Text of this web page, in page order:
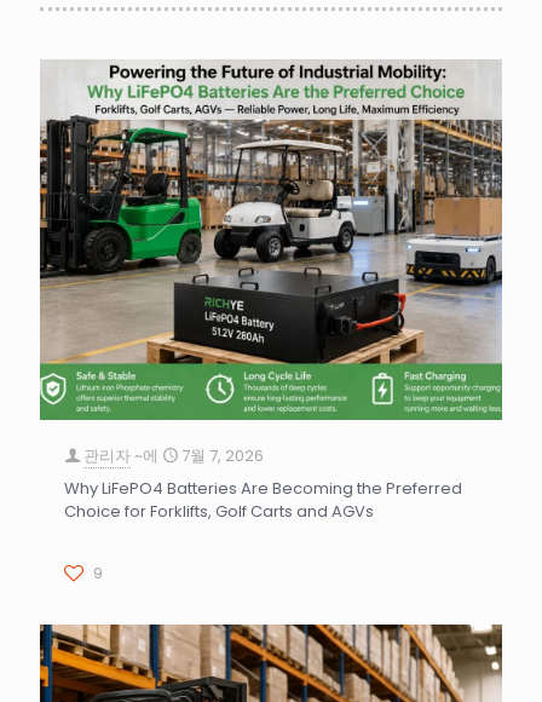
관리자~에
7월 7, 2026
Why LiFePO4 Batteries Are Becoming the Preferred
Choice for Forklifts, Golf Carts and AGVs
9